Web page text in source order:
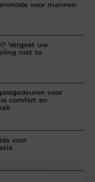
voor mannen
Vergeet uw
niet te
voor
comfort en
voor